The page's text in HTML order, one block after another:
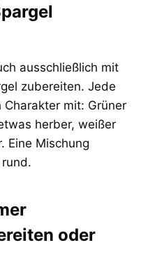
ausschließlich mit
zubereiten. Jede
mit: Grüner
herber, weißer
Eine Mischung
oder